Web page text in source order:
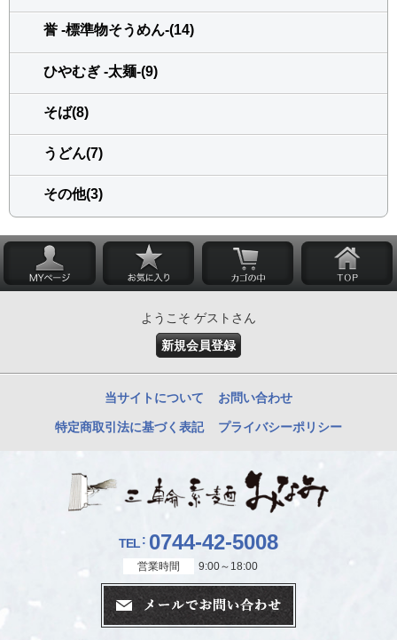
誉 -標準物そうめん-(14)
ひやむぎ -太麺-(9)
そば(8)
うどん(7)
その他(3)
ようこそ ゲストさん
新規会員登録
当サイトについて お問い合わせ
特定商取引法に基づく表記 プライバシーポリシー
TEL 0744-42-5008
営業時間 9:00～18:00